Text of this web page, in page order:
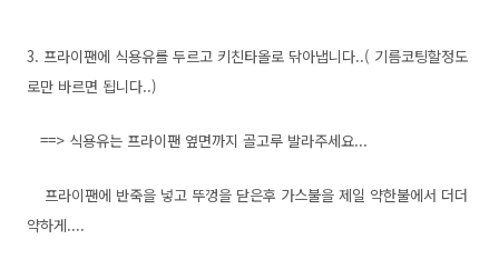
3. 프라이팬에 식용유를 두르고 키친타올로 닦아냅니다..( 기름코팅할정도
로만 바르면 됩니다..)
==> 식용유는 프라이팬 옆면까지 골고루 발라주세요...
프라이팬에 반죽을 넣고 뚜껑을 닫은후 가스불을 제일 약한불에서 더더
약하게....